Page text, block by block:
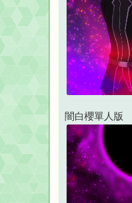
闇白櫻單人版